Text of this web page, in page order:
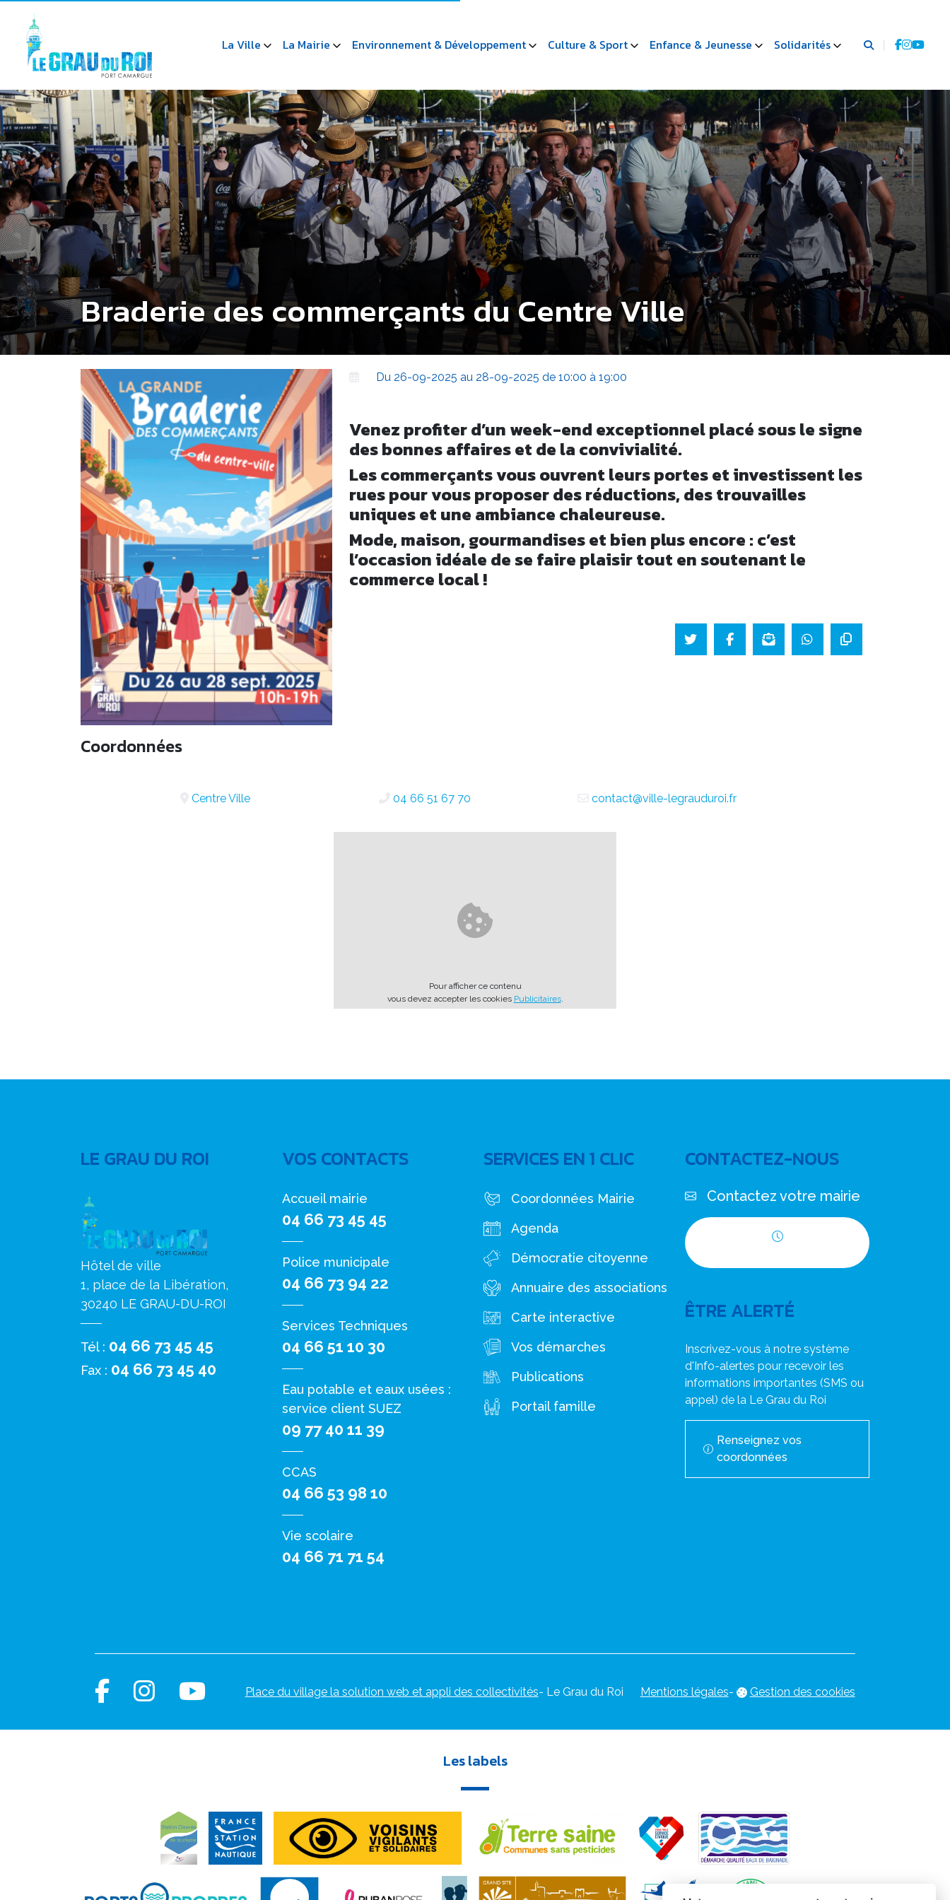
La Ville La Mairie Environnement & Développement Culture & Sport Enfance & Jeunesse Solidarités
Braderie des commerçants du Centre Ville
Du 26-09-2025 au 28-09-2025 de 10:00 à 19:00
Venez profiter d’un week-end exceptionnel placé sous le signe
des bonnes affaires et de la convivialité.
Les commerçants vous ouvrent leurs portes et investissent les
rues pour vous proposer des réductions, des trouvailles
uniques et une ambiance chaleureuse.
Mode, maison, gourmandises et bien plus encore : c’est
l’occasion idéale de se faire plaisir tout en soutenant le
commerce local !
Coordonnées
Centre Ville 04 66 51 67 70 contact@ville-legrauduroi.fr
Pour afficher ce contenu
vous devez accepter les cookies Publicitaires.
LE GRAU DU ROI
Hôtel de ville
1, place de la Libération,
30240 LE GRAU-DU-ROI
Tél : 04 66 73 45 45
Fax : 04 66 73 45 40
VOS CONTACTS
Accueil mairie
04 66 73 45 45
Police municipale
04 66 73 94 22
Services Techniques
04 66 51 10 30
Eau potable et eaux usées :
service client SUEZ
09 77 40 11 39
CCAS
04 66 53 98 10
Vie scolaire
04 66 71 71 54
SERVICES EN 1 CLIC
Coordonnées Mairie
Agenda
Démocratie citoyenne
Annuaire des associations
Carte interactive
Vos démarches
Publications
Portail famille
CONTACTEZ-NOUS
Contactez votre mairie
ÊTRE ALERTÉ
Inscrivez-vous à notre système
d'Info-alertes pour recevoir les
informations importantes (SMS ou
appel) de la Le Grau du Roi
Renseignez vos
coordonnées
Place du village la solution web et appli des collectivités- Le Grau du Roi Mentions légales- Gestion des cookies
Les labels